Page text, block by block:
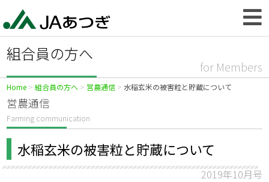
組合員の方へ
for Members
Home 組合員の方へ 営農通信 水稲玄米の被害粒と貯蔵について
営農通信
Farming communication
水稲玄米の被害粒と貯蔵について
2019年10月号